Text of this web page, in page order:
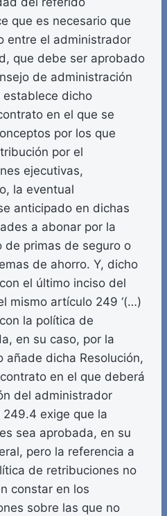
que es necesario que
entre el administrador
que debe ser aprobado
de administración
establece dicho
en el que se
por los que
por el
ejecutivas,
la eventual
anticipado en dichas
a abonar por la
de primas de seguro o
de ahorro. Y, dicho
el último inciso del
mismo artículo 249 ‘(…)
la política de
en su caso, por la
añade dicha Resolución,
en el que deberá
del administrador
exige que la
sea aprobada, en su
pero la referencia a
de retribuciones no
constar en los
sobre las que no